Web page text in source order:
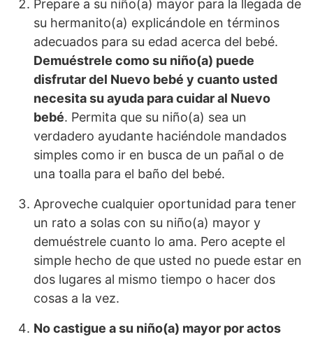
Prepare a su niño(a) mayor para la llegada de
su hermanito(a) explicándole en términos
adecuados para su edad acerca del bebé.
Demuéstrele como su niño(a) puede
disfrutar del Nuevo bebé y cuanto usted
necesita su ayuda para cuidar al Nuevo
bebé. Permita que su niño(a) sea un
verdadero ayudante haciéndole mandados
simples como ir en busca de un pañal o de
una toalla para el baño del bebé.
Aproveche cualquier oportunidad para tener
un rato a solas con su niño(a) mayor y
demuéstrele cuanto lo ama. Pero acepte el
simple hecho de que usted no puede estar en
dos lugares al mismo tiempo o hacer dos
cosas a la vez.
No castigue a su niño(a) mayor por actos